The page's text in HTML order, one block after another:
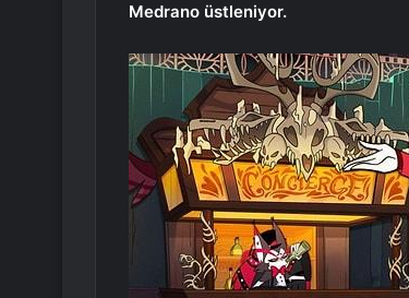
Medrano üstleniyor.